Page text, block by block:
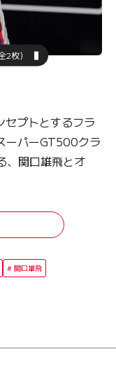
枚）
セプトとするフラ
ーパーGT500クラ
、関口雄飛とオ
関口雄飛